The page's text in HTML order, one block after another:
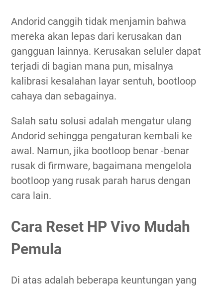
Andorid canggih tidak menjamin bahwa
mereka akan lepas dari kerusakan dan
gangguan lainnya. Kerusakan seluler dapat
terjadi di bagian mana pun, misalnya
kalibrasi kesalahan layar sentuh, bootloop
cahaya dan sebagainya.
Salah satu solusi adalah mengatur ulang
Andorid sehingga pengaturan kembali ke
awal. Namun, jika bootloop benar -benar
rusak di firmware, bagaimana mengelola
bootloop yang rusak parah harus dengan
cara lain.
Cara Reset HP Vivo Mudah
Pemula
Di atas adalah beberapa keuntungan yang